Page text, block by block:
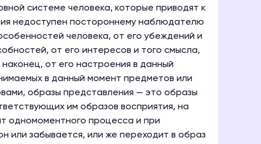
системе человека, которые приводят к
недоступен постороннему наблюдателю
человека, от его убеждений и
от его интересов и того смысла,
от его настроения в данный
в данный момент предметов или
образы представления — это образы
им образов восприятия, на
одномоментного процесса и при
или забывается, или же переходит в образ